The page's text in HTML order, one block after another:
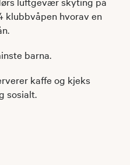
klubbvåpen hvorav en
barna.
kaffe og kjeks
sosialt.